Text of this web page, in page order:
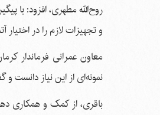
روح‌الله مطهری، افزود: با
و تجهیزات لازم را در
معاون عمرانی فرماندار
نمونه‌ای از این نیاز دانست
باقری، از کمک و همکاری